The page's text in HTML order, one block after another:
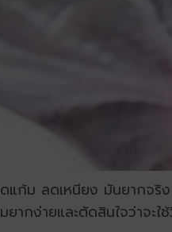
ก้ม ลดเหนียง มันยากจริ
ากง่ายและตัดสินใจว่าจะใ